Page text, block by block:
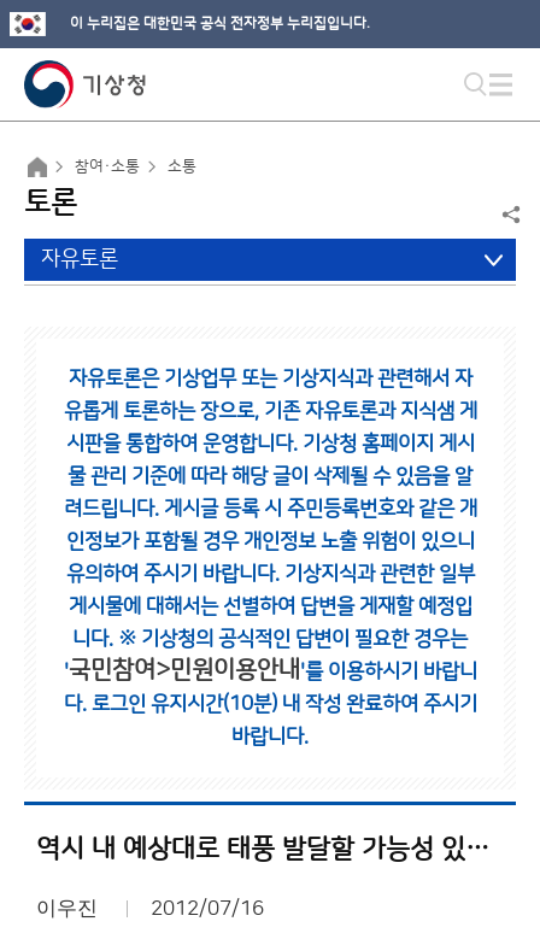
이 누리집은 대한민국 공식 전자정부 누리집입니다.
참여·소통 소통
토론
자유토론
자유토론은 기상업무 또는 기상지식과 관련해서 자
유롭게 토론하는 장으로, 기존 자유토론과 지식샘 게
시판을 통합하여 운영합니다. 기상청 홈페이지 게시
물 관리 기준에 따라 해당 글이 삭제될 수 있음을 알
려드립니다. 게시글 등록 시 주민등록번호와 같은 개
인정보가 포함될 경우 개인정보 노출 위험이 있으니
유의하여 주시기 바랍니다. 기상지식과 관련한 일부
게시물에 대해서는 선별하여 답변을 게재할 예정입
니다. ※ 기상청의 공식적인 답변이 필요한 경우는
'국민참여>민원이용안내 '를 이용하시기 바랍니
다. 로그인 유지시간(10분) 내 작성 완료하여 주시기
바랍니다.
역시 내 예상대로 태풍 발달할 가능성 있겟네요? 7호태풍
이우진 2012/07/16